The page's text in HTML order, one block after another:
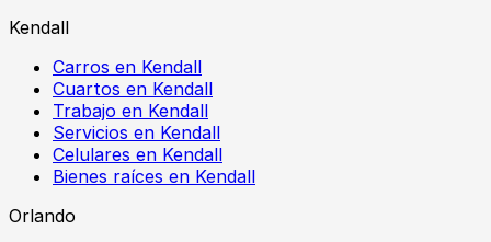
Kendall
Carros en Kendall
Cuartos en Kendall
Trabajo en Kendall
Servicios en Kendall
Celulares en Kendall
Bienes raíces en Kendall
Orlando